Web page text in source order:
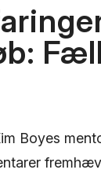
Boyes